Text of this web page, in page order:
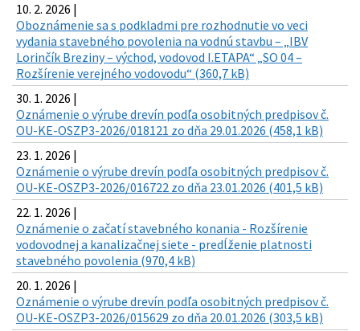
10. 2. 2026 |
Oboznámenie sa s podkladmi pre rozhodnutie vo veci
vydania stavebného povolenia na vodnú stavbu – „IBV
Lorinčík Breziny – východ, vodovod I.ETAPA“ „SO 04 –
Rozšírenie verejného vodovodu“ (360,7 kB)
30. 1. 2026 |
Oznámenie o výrube drevín podľa osobitných predpisov č.
OU-KE-OSZP3-2026/018121 zo dňa 29.01.2026 (458,1 kB)
23. 1. 2026 |
Oznámenie o výrube drevín podľa osobitných predpisov č.
OU-KE-OSZP3-2026/016722 zo dňa 23.01.2026 (401,5 kB)
22. 1. 2026 |
Oznámenie o začatí stavebného konania - Rozšírenie
vodovodnej a kanalizačnej siete - predĺženie platnosti
stavebného povolenia (970,4 kB)
20. 1. 2026 |
Oznámenie o výrube drevín podľa osobitných predpisov č.
OU-KE-OSZP3-2026/015629 zo dňa 20.01.2026 (303,5 kB)